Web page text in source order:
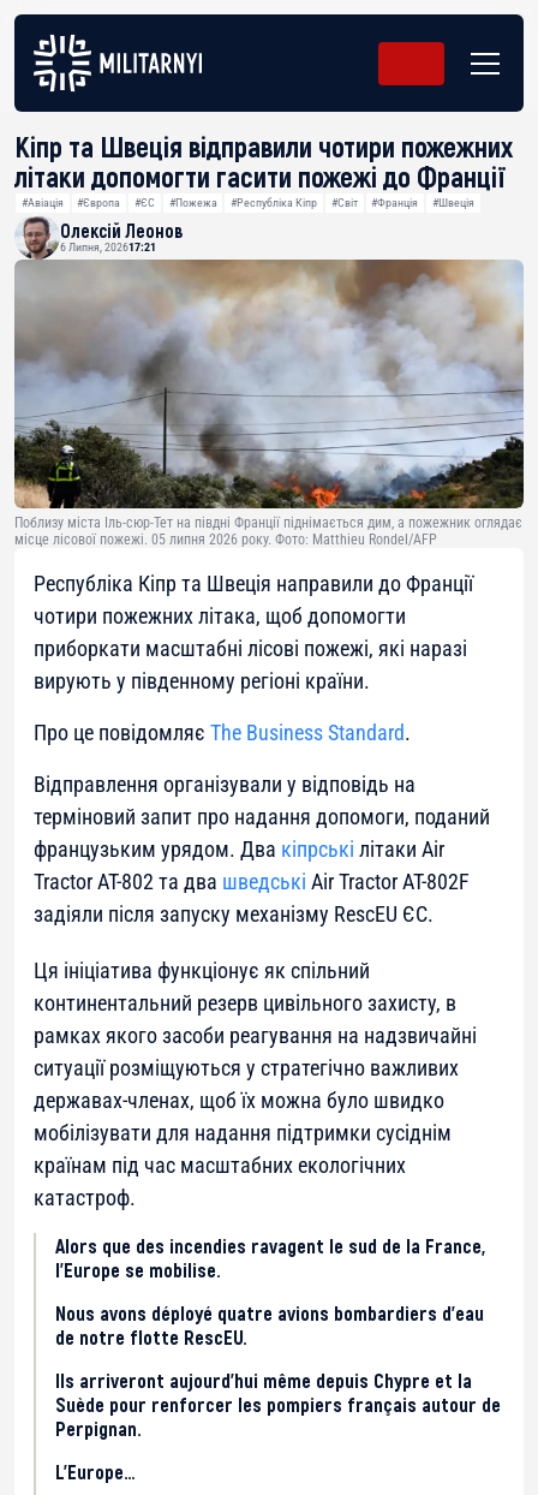
Кіпр та Швеція відправили чотири пожежних
літаки допомогти гасити пожежі до Франції
#Авіація #Європа #ЄС #Пожежа #Республіка Кіпр #Світ #Франція #Швеція
Олексій Леонов
6 Липня, 202617:21
Поблизу міста Іль-сюр-Тет на півдні Франції піднімається дим, а пожежник оглядає
місце лісової пожежі. 05 липня 2026 року. Фото: Matthieu Rondel/AFP
Республіка Кіпр та Швеція направили до Франції
чотири пожежних літака, щоб допомогти
приборкати масштабні лісові пожежі, які наразі
вирують у південному регіоні країни.
Про це повідомляє The Business Standard.
Відправлення організували у відповідь на
терміновий запит про надання допомоги, поданий
французьким урядом. Два кіпрські літаки Air
Tractor AT-802 та два шведські Air Tractor AT-802F
задіяли після запуску механізму RescEU ЄС.
Ця ініціатива функціонує як спільний
континентальний резерв цивільного захисту, в
рамках якого засоби реагування на надзвичайні
ситуації розміщуються у стратегічно важливих
державах-членах, щоб їх можна було швидко
мобілізувати для надання підтримки сусіднім
країнам під час масштабних екологічних
катастроф.
Alors que des incendies ravagent le sud de la France,
l’Europe se mobilise.
Nous avons déployé quatre avions bombardiers d’eau
de notre flotte RescEU.
Ils arriveront aujourd’hui même depuis Chypre et la
Suède pour renforcer les pompiers français autour de
Perpignan.
L’Europe…